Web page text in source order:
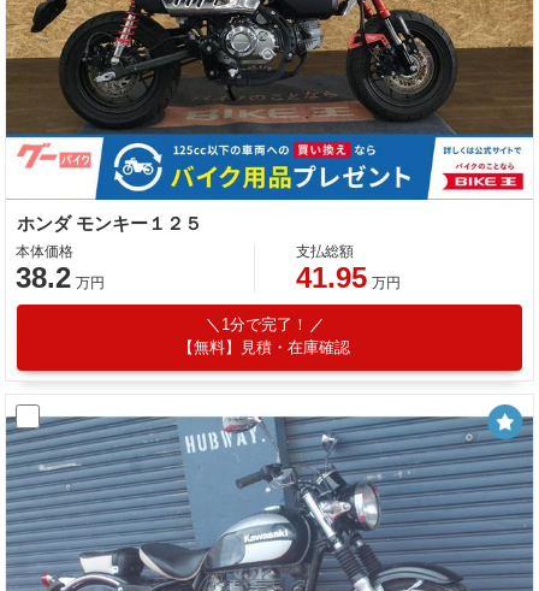
ホンダ モンキー１２５
本体価格
38.2 万円
支払総額
41.95 万円
1分で完了！
【無料】見積・在庫確認